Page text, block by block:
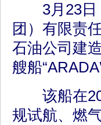
3月23日，
团）有限责
石油公司建
艘船
该船在
规试航、燃